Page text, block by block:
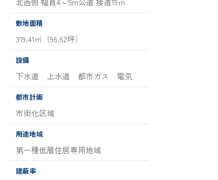
敷地面積
319.41㎡（96.62坪）
設備
下水道 上水道 都市ガス 電気
都市計画
市街化区域
用途地域
第一種低層住居専用地域
建蔽率